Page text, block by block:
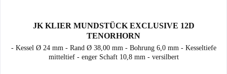
JK KLIER MUNDSTÜCK EXCLUSIVE 12D
TENORHORN
- Kessel Ø 24 mm - Rand Ø 38,00 mm - Bohrung 6,0 mm - Kesseltiefe
mitteltief - enger Schaft 10,8 mm - versilbert